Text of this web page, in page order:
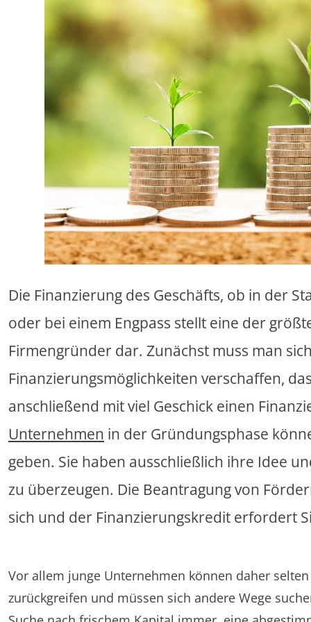
Die Finanzierung des Geschäfts, ob in der
oder bei einem Engpass stellt eine der
Firmengründer dar. Zunächst muss man
Finanzierungsmöglichkeiten verschaffen,
anschließend mit viel Geschick einen
Unternehmen in der Gründungsphase
geben. Sie haben ausschließlich ihre Idee
zu überzeugen. Die Beantragung von
sich und der Finanzierungskredit erfordert
Vor allem junge Unternehmen können daher
zurückgreifen und müssen sich andere Wege